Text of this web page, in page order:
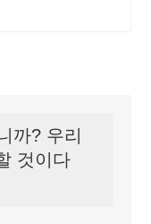
까? 우리
것이다